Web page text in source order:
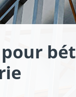
Structures
de fixation